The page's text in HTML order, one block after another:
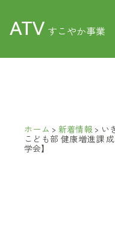
ATV すこやか事業
ホーム > 新着情報> い
こども部 健康増進課
学会】